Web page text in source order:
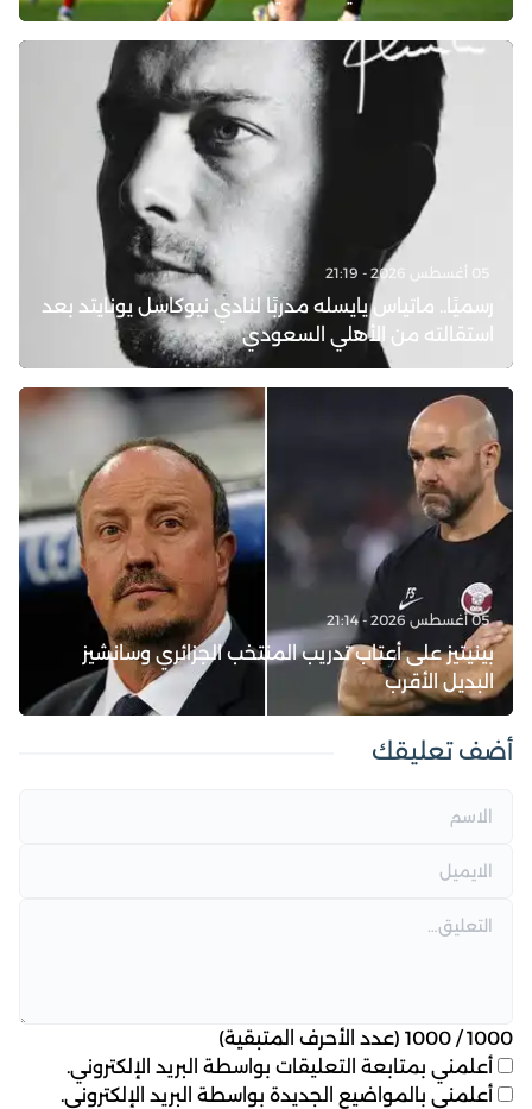
رسميًا.. ماتياس يايسله مدربًا لنادي نيوكاسل يونايتد بعد
استقالته من الأهلي السعودي
05 أغسطس 2026 - 21:14
بينيتيز على أعتاب تدريب المنتخب الجزائري وسانشيز
البديل الأقرب
أضف تعليقك
1000
/
1000 (عدد الأحرف المتبقية)
أعلمني بمتابعة التعليقات بواسطة البريد الإلكتروني.
أعلمني بالمواضيع الجديدة بواسطة البريد الإلكتروني.